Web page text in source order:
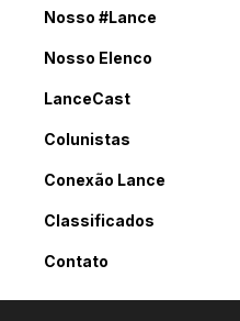
Nosso #Lance
Nosso Elenco
LanceCast
Colunistas
Conexão Lance
Classificados
Contato